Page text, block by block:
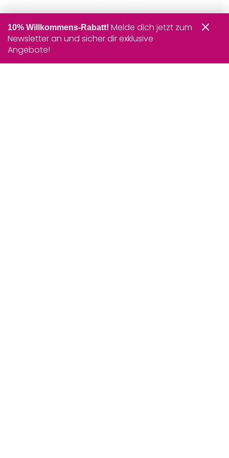
10% Willkommens-Rabatt! Melde dich jetzt zum
Newsletter an und sicher dir exklusive
Angebote!